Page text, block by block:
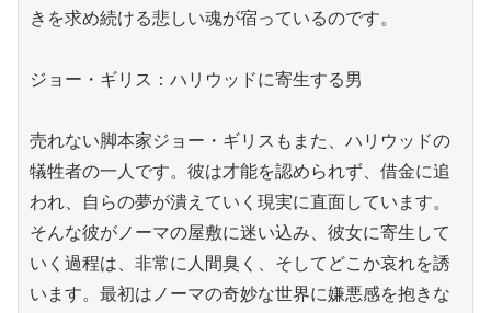
きを求め続ける悲しい魂が宿っているのです。
ジョー・ギリス：ハリウッドに寄生する男
売れない脚本家ジョー・ギリスもまた、ハリウッドの
犠牲者の一人です。彼は才能を認められず、借金に追
われ、自らの夢が潰えていく現実に直面しています。
そんな彼がノーマの屋敷に迷い込み、彼女に寄生して
いく過程は、非常に人間臭く、そしてどこか哀れを誘
います。最初はノーマの奇妙な世界に嫌悪感を抱きな